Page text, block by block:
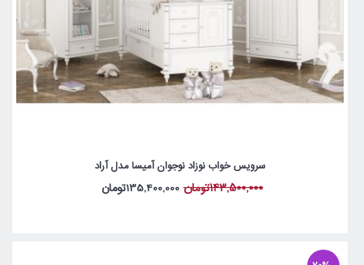
سرویس خواب نوزاد نوجوان آمیسا مدل آراد
143,500,000تومان 135,400,000تومان